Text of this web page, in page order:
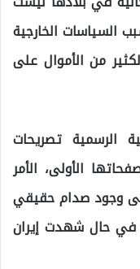
السياسات الخارجية
من الأموال على
الرسمية تصريحات
الأولى، الأمر
وجود صدام حقيقي
في حال شهدت إيران